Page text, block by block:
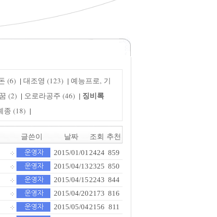
(6) | 대조영 (123) | 예능프로, 기
(2) | 오로라공주 (46) | 징비록
종 (18) |
글쓴이 날짜 조회 추천
2015/01/01 2424 859
2015/04/132325 850
2015/04/152243 844
2015/04/202173 816
2015/05/042156 811